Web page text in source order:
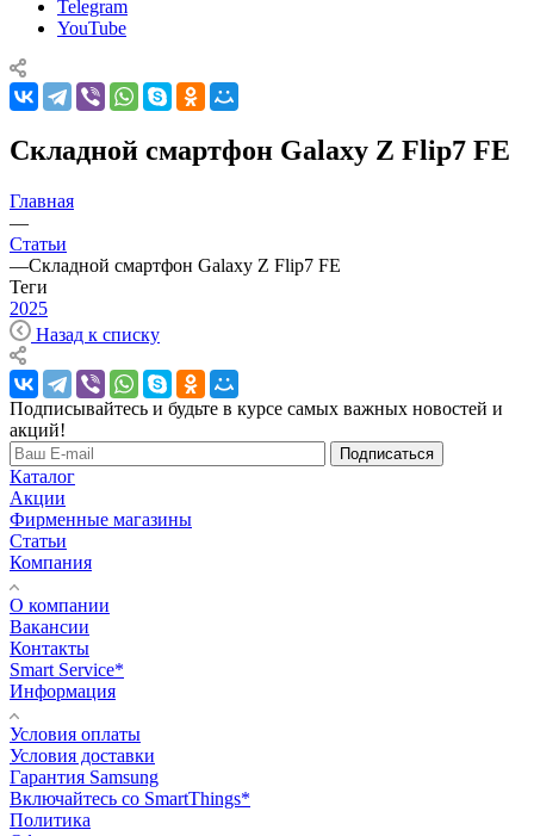
Telegram
YouTube
Складной смартфон Galaxy Z Flip7 FE
Главная
—
Статьи
—Складной смартфон Galaxy Z Flip7 FE
Теги
2025
Назад к списку
Подписывайтесь и будьте в курсе самых важных новостей и
акций!
Подписаться
Каталог
Акции
Фирменные магазины
Статьи
Компания
О компании
Вакансии
Контакты
Smart Service*
Информация
Условия оплаты
Условия доставки
Гарантия Samsung
Включайтесь со SmartThings*
Политика